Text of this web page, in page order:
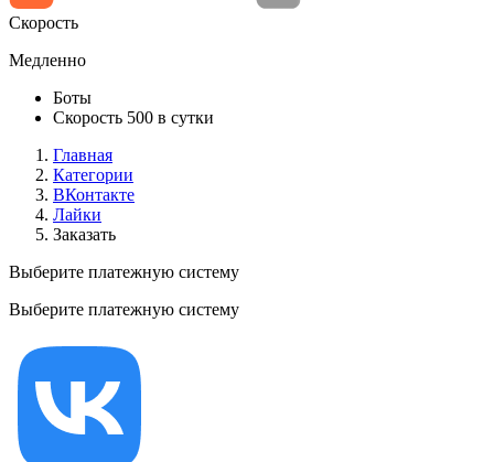
Скорость
Медленно
Боты
Скорость 500 в сутки
Главная
Категории
ВКонтакте
Лайки
Заказать
Выберите платежную систему
Выберите платежную систему